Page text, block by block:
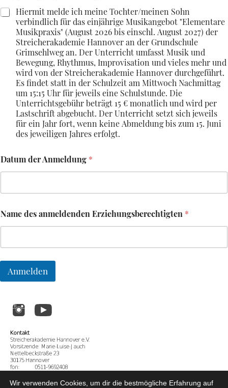
Hiermit melde ich meine Tochter/meinen Sohn
verbindlich für das einjährige Musikangebot "Elementare
Musikpraxis" (August 2026 bis einschl. August 2027) der
Streicherakademie Hannover an der Grundschule
Grimsehlweg an. Der Unterricht umfasst Musik und
Bewegung, Rhythmus, Improvisation und vieles mehr und
wird von der Streicherakademie Hannover durchgeführt.
Es findet statt in der Schulzeit am Mittwoch Nachmittag
um 15:15 Uhr für jeweils eine Schulstunde. Die
Unterrichtsgebühr beträgt 15 € monatlich und wird per
Lastschrift abgebucht. Der Unterricht setzt sich jeweils
für ein Jahr fort, wenn keine Abmeldung bis zum 15. Juni
des jeweiligen Jahres erfolgt.
Datum der Anmeldung *
Name des anmeldenden Erziehungsberechtigten *
Anmelden
Wir verwenden Cookies, um dir die bestmögliche Erfahrung auf